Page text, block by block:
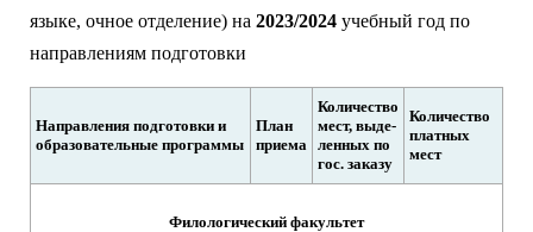
языке, очное отделение) на 2023/2024 учебный год по
направлениям подготовки
Направления подготовки и
образовательные программы
План
приема
Количество
мест, выде­
ленных по
гос. заказу
Количество
платных
мест
Филологический факультет